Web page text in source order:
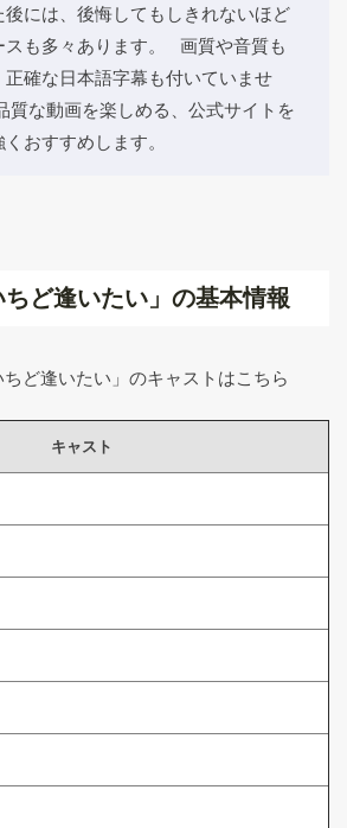
後には、後悔してもしきれないほど
スも多々あります。 画質や音質も
確な日本語字幕も付いていませ
質な動画を楽しめる、公式サイトを
おすすめします。
ちど逢いたい」の基本情報
ど逢いたい」のキャストはこちら
キャスト